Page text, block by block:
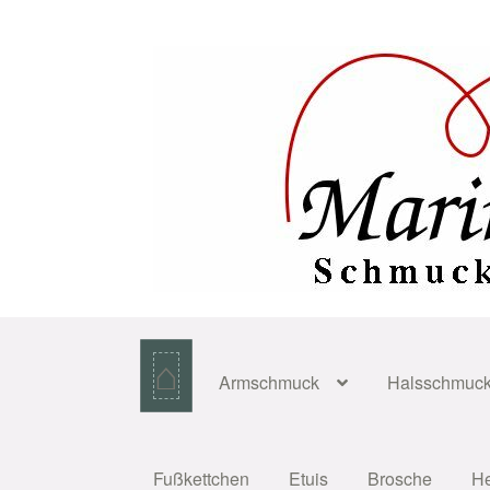
⌂ Armschmuck
Fußkettchen Etuis Brosche